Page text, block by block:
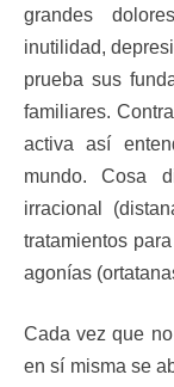
grandes
inutilidad,
prueba sus
familiares.
activa así
mundo. Cosa
irracional
tratamientos
agonías
Cada vez que
en sí misma se